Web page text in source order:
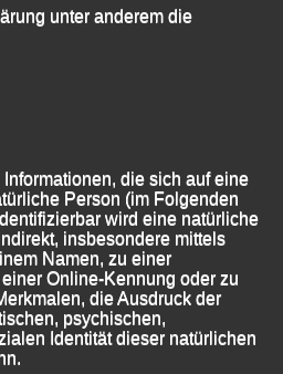
Friedl,
unter anderem die
die sich auf eine
Person (im Folgenden
wird eine natürliche
insbesondere mittels
Namen, zu einer
Online-Kennung oder zu
die Ausdruck der
psychischen,
Identität dieser natürlichen